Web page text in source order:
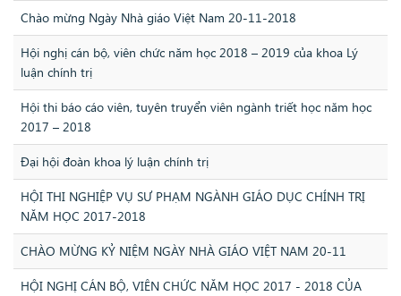
Chào mừng Ngày Nhà giáo Việt Nam 20-11-2018
Hội nghị cán bộ, viên chức năm học 2018 – 2019 của khoa Lý
luận chính trị
Hội thi báo cáo viên, tuyên truyển viên ngành triết học năm học
2017 – 2018
Đại hội đoàn khoa lý luận chính trị
HỘI THI NGHIỆP VỤ SƯ PHẠM NGÀNH GIÁO DỤC CHÍNH TRỊ
NĂM HỌC 2017-2018
CHÀO MỪNG KỶ NIỆM NGÀY NHÀ GIÁO VIỆT NAM 20-11
HỘI NGHỊ CÁN BỘ, VIÊN CHỨC NĂM HỌC 2017 - 2018 CỦA